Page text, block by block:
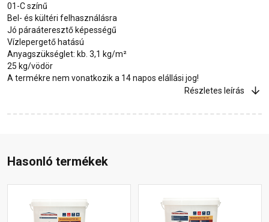
01-C színű
Bel- és kültéri felhasználásra
Jó páraáteresztő képességű
Vízlepergető hatású
Anyagszükséglet: kb. 3,1 kg/m²
25 kg/vödör
A termékre nem vonatkozik a 14 napos elállási jog!
Részletes leírás
Hasonló termékek